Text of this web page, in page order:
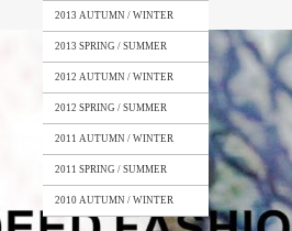
2013 AUTUMN / WINTER
2013 SPRING / SUMMER
2012 AUTUMN / WINTER
2012 SPRING / SUMMER
2011 AUTUMN / WINTER
2011 SPRING / SUMMER
2010 AUTUMN / WINTER